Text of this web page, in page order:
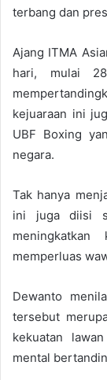
terbang dan
Ajang ITMA
hari, mulai
kejuaraan ini
UBF Boxing
negara.
Tak hanya
ini juga diisi
memperluas
Dewanto
tersebut
kekuatan
mental